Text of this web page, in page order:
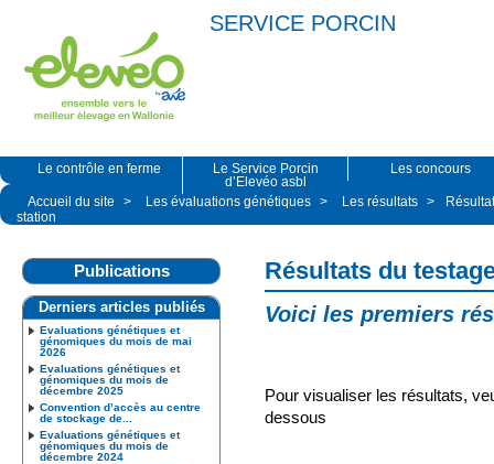
SERVICE PORCIN
Le contrôle en ferme
Le Service Porcin
d’Elevéo asbl
Les concours
Accueil du site > Les évaluations génétiques > Les résultats >
station
Résultats du
Voici les premiers
Pour visualiser les résultats,
dessous
Publications
Derniers articles publiés
Evaluations génétiques et
génomiques du mois de mai
2026
Evaluations génétiques et
génomiques du mois de
décembre 2025
Convention d’accès au centre
de stockage de...
Evaluations génétiques et
génomiques du mois de
décembre 2024